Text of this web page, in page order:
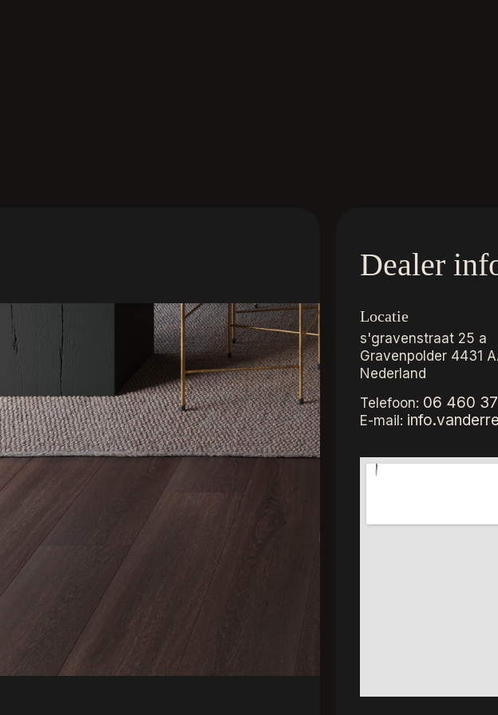
Dealer
Locatie
s'gravenstraat 25 a
Gravenpolder 4431
Nederland
Telefoon: 06 460
E-mail: